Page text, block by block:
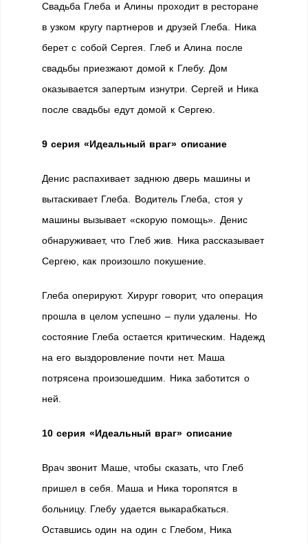
Свадьба Глеба и Алины проходит в ресторане
в узком кругу партнеров и друзей Глеба. Ника
берет с собой Сергея. Глеб и Алина после
свадьбы приезжают домой к Глебу. Дом
оказывается запертым изнутри. Сергей и Ника
после свадьбы едут домой к Сергею.
9 серия «Идеальный враг» описание
Денис распахивает заднюю дверь машины и
вытаскивает Глеба. Водитель Глеба, стоя у
машины вызывает «скорую помощь». Денис
обнаруживает, что Глеб жив. Ника рассказывает
Сергею, как произошло покушение.
Глеба оперируют. Хирург говорит, что операция
прошла в целом успешно – пули удалены. Но
состояние Глеба остается критическим. Надежд
на его выздоровление почти нет. Маша
потрясена произошедшим. Ника заботится о
ней.
10 серия «Идеальный враг» описание
Врач звонит Маше, чтобы сказать, что Глеб
пришел в себя. Маша и Ника торопятся в
больницу. Глебу удается выкарабкаться.
Оставшись один на один с Глебом, Ника